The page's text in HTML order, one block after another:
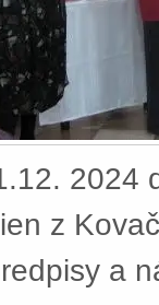
2024
z
a